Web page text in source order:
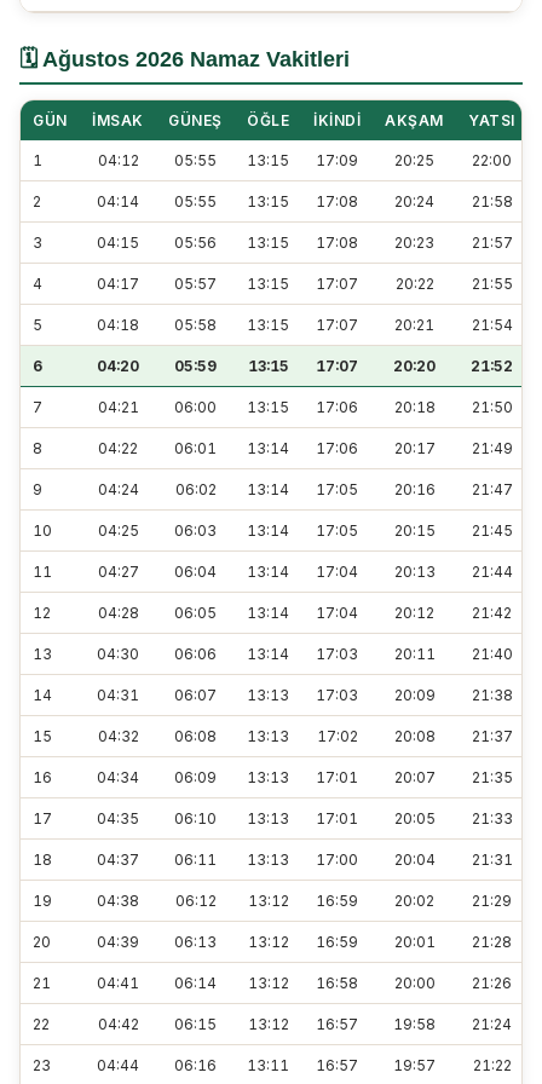
🗓️ Ağustos 2026 Namaz Vakitleri
GÜN İMSAK GÜNEŞ ÖĞLE İKINDI AKŞAM YATSI
1 04:12 05:55 13:15 17:09 20:25 22:00
2 04:14 05:55 13:15 17:08 20:24 21:58
3 04:15 05:56 13:15 17:08 20:23 21:57
4 04:17 05:57 13:15 17:07 20:22 21:55
5 04:18 05:58 13:15 17:07 20:21 21:54
6 04:20 05:59 13:15 17:07 20:20 21:52
7 04:21 06:00 13:15 17:06 20:18 21:50
8 04:22 06:01 13:14 17:06 20:17 21:49
9 04:24 06:02 13:14 17:05 20:16 21:47
10 04:25 06:03 13:14 17:05 20:15 21:45
11 04:27 06:04 13:14 17:04 20:13 21:44
12 04:28 06:05 13:14 17:04 20:12 21:42
13 04:30 06:06 13:14 17:03 20:11 21:40
14 04:31 06:07 13:13 17:03 20:09 21:38
15 04:32 06:08 13:13 17:02 20:08 21:37
16 04:34 06:09 13:13 17:01 20:07 21:35
17 04:35 06:10 13:13 17:01 20:05 21:33
18 04:37 06:11 13:13 17:00 20:04 21:31
19 04:38 06:12 13:12 16:59 20:02 21:29
20 04:39 06:13 13:12 16:59 20:01 21:28
21 04:41 06:14 13:12 16:58 20:00 21:26
22 04:42 06:15 13:12 16:57 19:58 21:24
23 04:44 06:16 13:11 16:57 19:57 21:22